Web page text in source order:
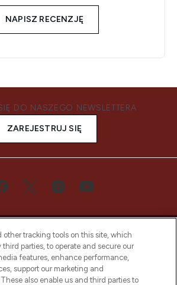
NAPISZ RECENZJĘ
DO NASZEGO NEWSLETTERA
ZAREJESTRUJ SIĘ
osobą, która dowie się o
produktach, od niszowych i
other tracking tools on this site, which
third parties, to operate and secure our
features, enhance performance,
support our marketing and
also enable us and third parties to